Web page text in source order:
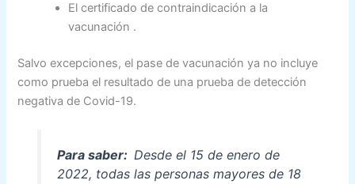
El certificado de contraindicación a la
vacunación .
Salvo excepciones, el pase de vacunación ya no incluye
como prueba el resultado de una prueba de detección
negativa de Covid-19.
Para saber: Desde el 15 de enero de
2022, todas las personas mayores de 18